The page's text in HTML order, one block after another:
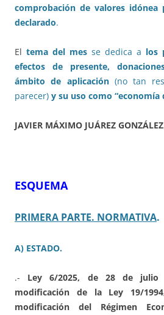
comprobación de valores
declarado.
El tema del mes se dedica a los
efectos de presente,
ámbito de aplicación(no tan
parecer) y su uso como “economía
JAVIER MÁXIMO JUÁREZ
ESQUEMA
PRIMERA PARTE. NORMATIVA.
A) ESTADO.
.- Ley 6/2025, de 28 de julio
modificación de la Ley 19/
modificación del Régimen